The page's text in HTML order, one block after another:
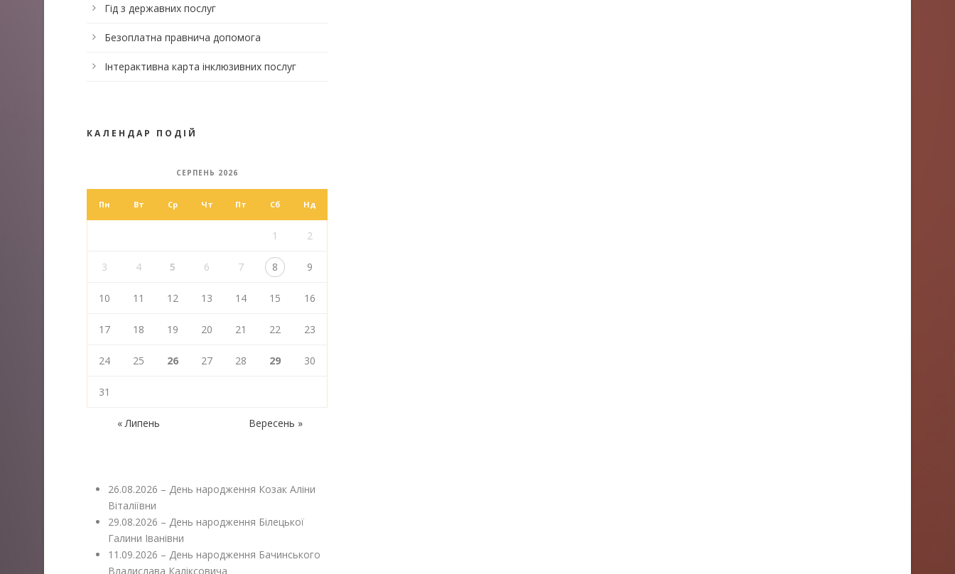
Гід з державних послуг
Безоплатна правнича допомога
Інтерактивна карта інклюзивних послуг
КАЛЕНДАР ПОДІЙ
СЕРПЕНЬ 2026
Пн Вт Ср Чт Пт Сб Нд
1 2
3 4 5 6 7 8 9
10 11 12 13 14 15 16
17 18 19 20 21 22 23
24 25 26 27 28 29 30
31
« Липень Вересень »
26.08.2026 – День народження Козак Аліни
Віталіївни
29.08.2026 – День народження Білецької
Галини Іванівни
11.09.2026 – День народження Бачинського
Владислава Каліксовича